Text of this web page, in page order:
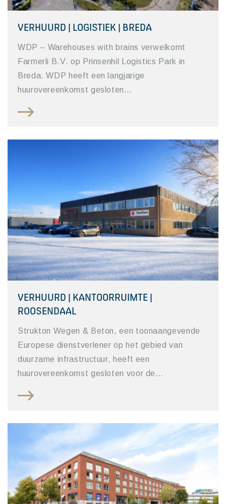
VERHUURD | LOGISTIEK | BREDA
WDP – Warehouses with brains verwelkomt
Farmerli B.V. op Prinsenhil Logistics Park in
Breda. WDP heeft een langjarige
huurovereenkomst gesloten…
VERHUURD | KANTOORRUIMTE |
ROOSENDAAL
Strukton Wegen & Beton, een toonaangevende
Europese dienstverlener op het gebied van
duurzame infrastructuur, heeft een
huurovereenkomst gesloten voor de…